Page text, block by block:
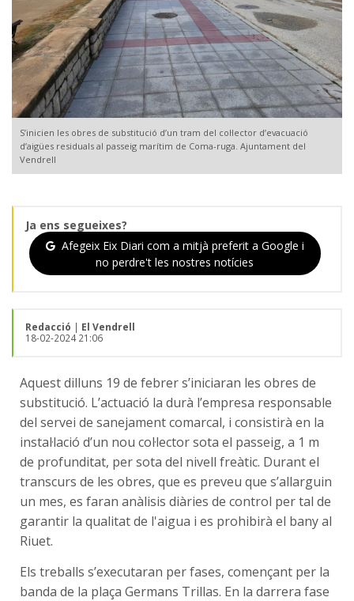
S’inicien les obres de substitució d’un tram del col·lector d’evacuació
d’aigües residuals al passeig marítim de Coma-ruga. Ajuntament del
Vendrell
Ja ens segueixes?
Afegeix Eix Diari com a mitjà preferit a Google i
no perdre't les nostres notícies
Redacció | El Vendrell
18-02-2024 21:06
Aquest dilluns 19 de febrer s’iniciaran les obres de
substitució. L’actuació la durà l’empresa responsable
del servei de sanejament comarcal, i consistirà en la
instal·lació d’un nou col·lector sota el passeig, a 1 m
de profunditat, per sota del nivell freàtic. Durant el
transcurs de les obres, que es preveu que s’allarguin
un mes, es faran anàlisis diàries de control per tal de
garantir la qualitat de l'aigua i es prohibirà el bany al
Riuet.
Els treballs s’executaran per fases, començant per la
banda de la plaça Germans Trillas. En la darrera fase